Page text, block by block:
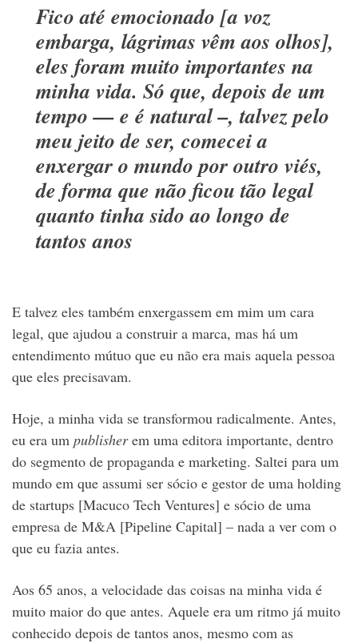
Fico até emocionado [a voz
embarga, lágrimas vêm aos olhos],
eles foram muito importantes na
minha vida. Só que, depois de um
tempo — e é natural –, talvez pelo
meu jeito de ser, comecei a
enxergar o mundo por outro viés,
de forma que não ficou tão legal
quanto tinha sido ao longo de
tantos anos
E talvez eles também enxergassem em mim um cara
legal, que ajudou a construir a marca, mas há um
entendimento mútuo que eu não era mais aquela pessoa
que eles precisavam.
Hoje, a minha vida se transformou radicalmente. Antes,
eu era um publisherem uma editora importante, dentro
do segmento de propaganda e marketing. Saltei para um
mundo em que assumi ser sócio e gestor de uma holding
de startups [Macuco Tech Ventures] e sócio de uma
empresa de M&A [Pipeline Capital] – nada a ver com o
que eu fazia antes.
Aos 65 anos, a velocidade das coisas na minha vida é
muito maior do que antes. Aquele era um ritmo já muito
conhecido depois de tantos anos, mesmo com as